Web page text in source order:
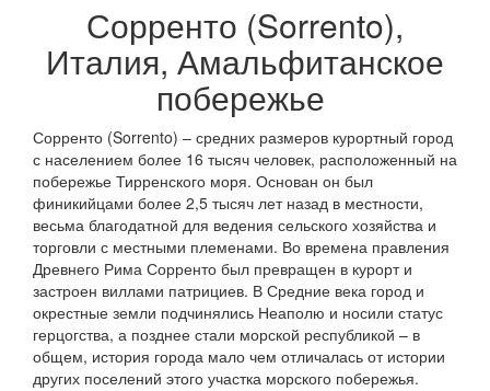
Сорренто (Sorrento),
Италия, Амальфитанское
побережье
Сорренто (Sorrento) – средних размеров курортный город
с населением более 16 тысяч человек, расположенный на
побережье Тирренского моря. Основан он был
финикийцами более 2,5 тысяч лет назад в местности,
весьма благодатной для ведения сельского хозяйства и
торговли с местными племенами. Во времена правления
Древнего Рима Сорренто был превращен в курорт и
застроен виллами патрициев. В Средние века город и
окрестные земли подчинялись Неаполю и носили статус
герцогства, а позднее стали морской республикой – в
общем, история города мало чем отличалась от истории
других поселений этого участка морского побережья.